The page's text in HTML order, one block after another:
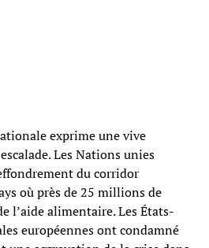
exprime une vive
Les Nations unies
du corridor
où près de 25 millions de
l’aide alimentaire. Les États-
européennes ont condamné